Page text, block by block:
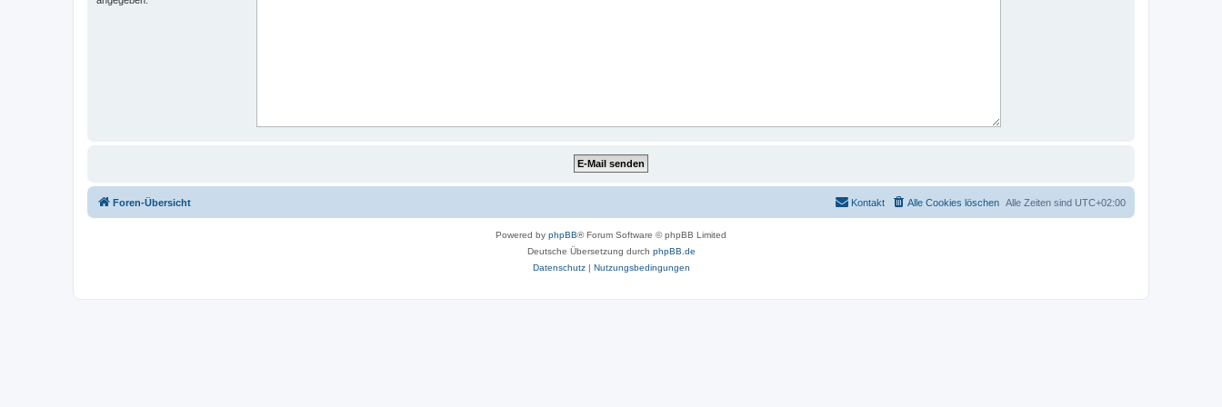
Foren-Übersicht Alle Zeiten sind UTC+02:00
Alle Cookies löschen
Kontakt
Powered by phpBB® Forum Software © phpBB Limited
Deutsche Übersetzung durch phpBB.de
Datenschutz| Nutzungsbedingungen